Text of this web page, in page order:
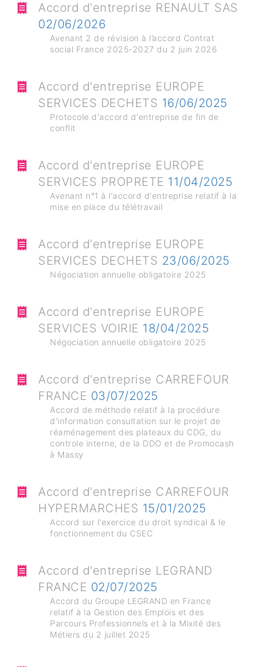
Accord d'entreprise RENAULT SAS
02/06/2026
Avenant 2 de révision à l’accord Contrat
social France 2025-2027 du 2 juin 2026
Accord d'entreprise EUROPE
SERVICES DECHETS 16/06/2025
Protocole d'accord d'entreprise de fin de
conflit
Accord d'entreprise EUROPE
SERVICES PROPRETE 11/04/2025
Avenant n°1 à l'accord d'entreprise relatif à la
mise en place du télétravail
Accord d'entreprise EUROPE
SERVICES DECHETS 23/06/2025
Négociation annuelle obligatoire 2025
Accord d'entreprise EUROPE
SERVICES VOIRIE 18/04/2025
Négociation annuelle obligatoire 2025
Accord d'entreprise CARREFOUR
FRANCE 03/07/2025
Accord de méthode relatif à la procédure
d'information consultation sur le projet de
réaménagement des plateaux du CDG, du
controle interne, de la DDO et de Promocash
à Massy
Accord d'entreprise CARREFOUR
HYPERMARCHES 15/01/2025
Accord sur l'exercice du droit syndical & le
fonctionnement du CSEC
Accord d'entreprise LEGRAND
FRANCE 02/07/2025
Accord du Groupe LEGRAND en France
relatif à la Gestion des Emplois et des
Parcours Professionnels et à la Mixité des
Métiers du 2 juillet 2025